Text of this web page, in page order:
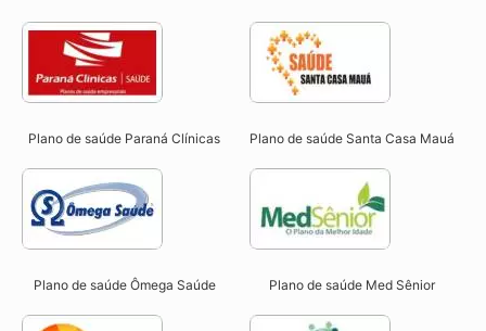
Plano de saúde Paraná Clínicas Plano de saúde Santa Casa Mauá
Plano de saúde Ômega Saúde Plano de saúde Med Sênior